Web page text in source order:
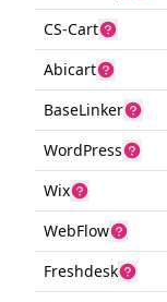
CS-Cart
Abicart
BaseLinker
WordPress
Wix
WebFlow
Freshdesk